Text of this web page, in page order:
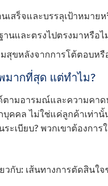
เสร็จและบรรลุเป้าหมายห
นและตรงไปตรงมาหรือไ
สุขหลังจากการโต้ตอบหรื
มากที่สุด แต่ทําไม?
ตามอารมณ์และความคา
คคล ไม่ใช่แค่ลูกค้าเท่า
ะเบียบ? พวกเขาต้องกา
ยวกับ: เส้นทางการตัดสินใ